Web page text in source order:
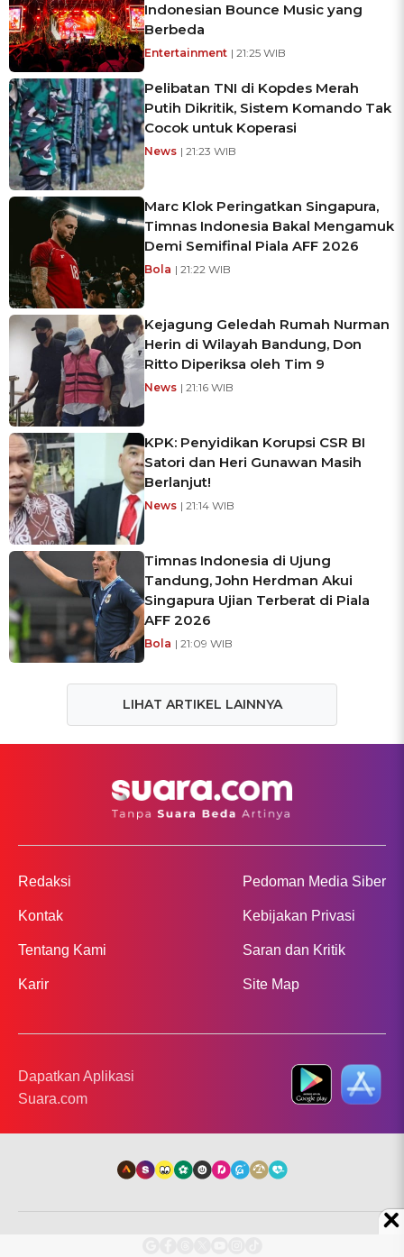
Indonesian Bounce Music yang
Berbeda
Entertainment | 21:25 WIB
Pelibatan TNI di Kopdes Merah
Putih Dikritik, Sistem Komando Tak
Cocok untuk Koperasi
News | 21:23 WIB
Marc Klok Peringatkan Singapura,
Timnas Indonesia Bakal Mengamuk
Demi Semifinal Piala AFF 2026
Bola | 21:22 WIB
Kejagung Geledah Rumah Nurman
Herin di Wilayah Bandung, Don
Ritto Diperiksa oleh Tim 9
News | 21:16 WIB
KPK: Penyidikan Korupsi CSR BI
Satori dan Heri Gunawan Masih
Berlanjut!
News | 21:14 WIB
Timnas Indonesia di Ujung
Tandung, John Herdman Akui
Singapura Ujian Terberat di Piala
AFF 2026
Bola | 21:09 WIB
LIHAT ARTIKEL LAINNYA
Redaksi
Kontak
Tentang Kami
Karir
Pedoman Media Siber
Kebijakan Privasi
Saran dan Kritik
Site Map
Dapatkan Aplikasi
Suara.com